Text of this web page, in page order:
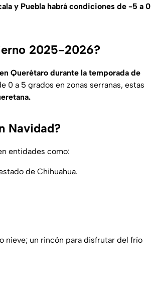
y Puebla habrá condiciones de -5 a 0
2025-2026?
Querétaro durante la temporada de
0 a 5 grados en zonas serranas, estas
Navidad?
entidades como:
de Chihuahua.
nieve; un rincón para disfrutar del frío